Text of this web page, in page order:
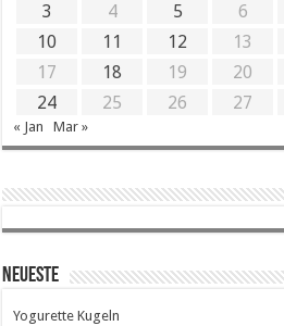
3
4 5 6
10
11 12 13
17
18 19 20
24
25 26 27
« Jan Mar »
Neueste
Yogurette Kugeln